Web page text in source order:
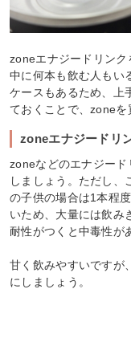
zoneエナジードリン
中に何本も飲む人もい
ケースもあるため、上
ておくことで、zoneを
zoneエナジードリ
zoneなどのエナジー
しましょう。ただし、
の子供の場合は1本程
いため、大量には飲み
耐性がつくと中毒性が
甘く飲みやすいですが
にしましょう。